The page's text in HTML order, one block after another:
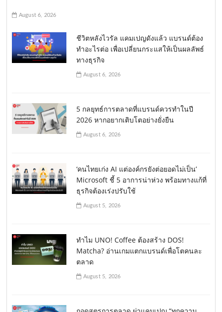
August 6, 2026
ชีวิตหลังไวรัล แคมเปญดังแล้ว แบรนด์ต้อง
ทำอะไรต่อ เพื่อเปลี่ยนกระแสให้เป็นผลลัพธ์
ทางธุรกิจ
August 6, 2026
5 กลยุทธ์การตลาดที่แบรนด์ควรทำในปี
2026 หากอยากเติบโตอย่างยั่งยืน
August 6, 2026
‘คนไทยเก่ง AI แต่องค์กรยังต่อยอดไม่เป็น’
Microsoft ชี้ 5 อาการน่าห่วง พร้อมทางแก้ที่
ธุรกิจต้องเร่งปรับใช้
August 5, 2026
ทำไม UNO! Coffee ต้องสร้าง DOS!
Matcha? อ่านเกมแตกแบรนด์เพื่อโตคนละ
ตลาด
August 5, 2026